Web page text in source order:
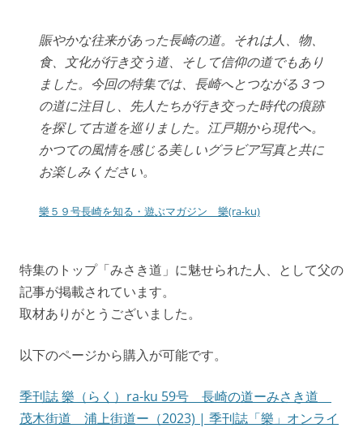
賑やかな往来があった長崎の道。それは人、物、
食、文化が行き交う道、そして信仰の道でもあり
ました。今回の特集では、長崎へとつながる３つ
の道に注目し、先人たちが行き交った時代の痕跡
を探して古道を巡りました。江戸期から現代へ。
かつての風情を感じる美しいグラビア写真と共に
お楽しみください。
樂５９号長崎を知る・遊ぶマガジン 樂(ra-ku)
特集のトップ「みさき道」に魅せられた人、として父の
記事が掲載されています。
取材ありがとうございました。
以下のページから購入が可能です。
季刊誌 樂（らく）ra-ku 59号 長崎の道ーみさき道
茂木街道 浦上街道ー（2023) | 季刊誌「樂」オンライ